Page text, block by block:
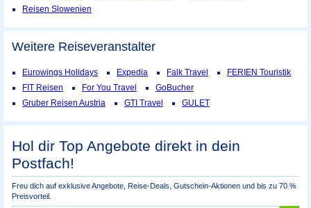
Reisen Slowenien
Weitere Reiseveranstalter
Eurowings Holidays Expedia Falk Travel
FERIEN Touristik
FIT Reisen
For You Travel
GoBucher
Gruber Reisen Austria
GTI Travel GULET
Hol dir Top Angebote direkt in dein
Postfach!
Freu dich auf exklusive Angebote, Reise-Deals, Gutschein-Aktionen und bis zu 70 %
Preisvorteil.